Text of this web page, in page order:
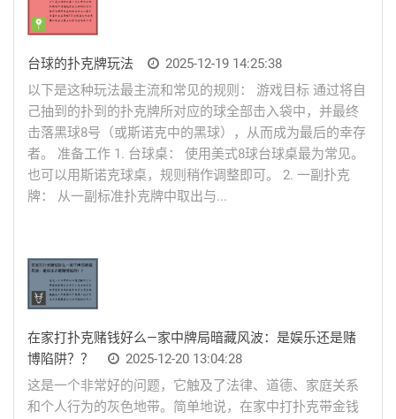
台球的扑克牌玩法
2025-12-19 14:25:38
以下是这种玩法最主流和常见的规则： 游戏目标 通过将自
己抽到的扑到的扑克牌所对应的球全部击入袋中，并最终
击落黑球8号（或斯诺克中的黑球），从而成为最后的幸存
者。 准备工作 1. 台球桌： 使用美式8球台球桌最为常见。
也可以用斯诺克球桌，规则稍作调整即可。 2. 一副扑克
牌： 从一副标准扑克牌中取出与...
在家打扑克赌钱好么—家中牌局暗藏风波：是娱乐还是赌
博陷阱？？
2025-12-20 13:04:28
这是一个非常好的问题，它触及了法律、道德、家庭关系
和个人行为的灰色地带。简单地说，在家中打扑克带金钱